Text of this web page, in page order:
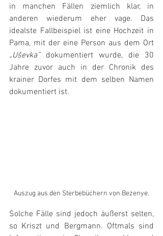
in manchen Fällen ziemlich klar, in
anderen wiederum eher vage. Das
idealste Fallbeispiel ist eine Hochzeit in
„Uševka” dokumentiert wurde, die 30
Jahre zuvor auch in der Chronik des
krainer Dorfes mit dem selben Namen
dokumentiert ist.
Auszug aus den Sterbebüchern von Bezenye.
Solche Fälle sind jedoch äußerst selten,
so Kriszt und Bergmann. Oftmals sind